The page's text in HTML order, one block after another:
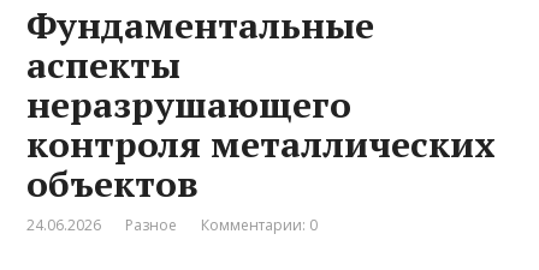
Фундаментальные
аспекты
неразрушающего
контроля металлических
объектов
24.06.2026 Разное Комментарии: 0